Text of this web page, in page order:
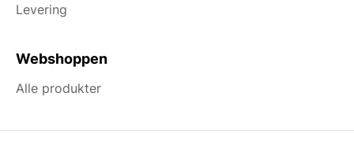
Levering
Webshoppen
Alle produkter